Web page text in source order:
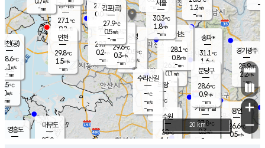
의도
℃
m/s
mm
영흥도
과천
26.2℃
0.1m/s
- mm
용인
26.6℃
0.5m/s
경기광주
25.9℃
2.2m/s
-mm
대부도
25.0
경서동
27.1℃
0.2 m/s
-mm
-mm -
의왕
- ℃
m/s
mm
27.9℃
0.0 m/s
mm
광명
30.5 ℃
0.6 m/s
-mm
부천
29.7℃
0.2m/s
-mm
구로
29.6℃
0.3m/s
-mm
- mm 1.2m/s
-mm
송파*
31.1℃
1.6m/s
-mm
서초
28.1℃
0.8m/s
-mm
기흥구갈
27.8℃
0.3m/s
-
수리산길
-℃
-m/s
-mm
분당구
28.6℃
0.9m/s
-mm
인천(공)
28.6℃
1.1 m/s
-mm
김포(공)
27.9℃
0.5m/s
-mm
수원
28℃
1.4 m/s
인천
29.8℃
1.5m/s
-mm
서울
30.3℃
1.8m/s
-mm
+
−
20 km